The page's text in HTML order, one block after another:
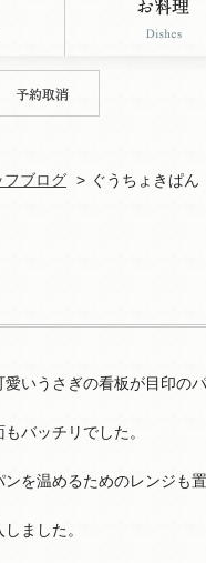
フブログ ぐうちょきぱん
いうさぎの看板が目印のパ
バッチリでした。
を温めるためのレンジも置
ました。